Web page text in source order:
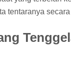
tentaranya